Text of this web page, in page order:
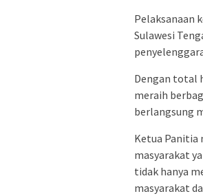
Pelaksanaan
Sulawesi
Dengan total
meraih
berlangsung
Ketua Panitia
masyarakat
tidak hanya
masyarakat